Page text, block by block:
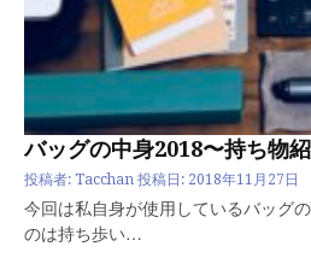
バッグの中身2018〜持ち物
投稿者: Tacchan 投稿日: 2018年11月27日
今回は私自身が使用しているバッグ
のは持ち歩い…